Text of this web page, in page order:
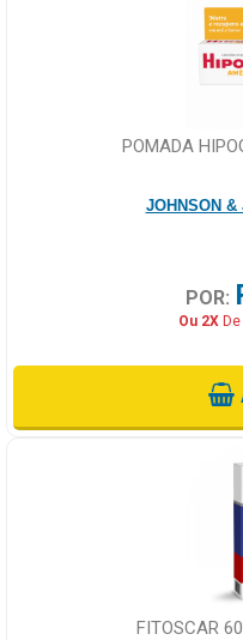
POMADA
JOHNSON &
POR:
Ou 2XDe
FITOSCAR